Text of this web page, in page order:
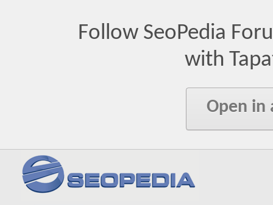
Follow SeoPedia
with
Open in